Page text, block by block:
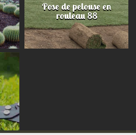
Pose de pelouse en
rouleau 88